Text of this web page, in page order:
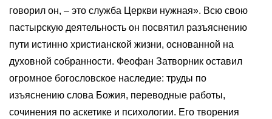
говорил он, – это служба Церкви нужная». Всю свою
пастырскую деятельность он посвятил разъяснению
пути истинно христианской жизни, основанной на
духовной собранности. Феофан Затворник оставил
огромное богословское наследие: труды по
изъяснению слова Божия, переводные работы,
сочинения по аскетике и психологии. Его творения